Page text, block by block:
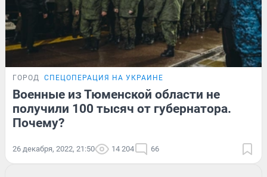
ГОРОД СПЕЦОПЕРАЦИЯ НА УКРАИНЕ
Военные из Тюменской области не
получили 100 тысяч от губернатора.
Почему?
26 декабря, 2022, 21:50 14 204 66